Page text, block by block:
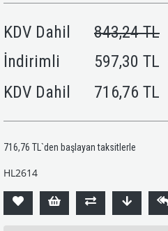
KDV Dahil
843,24 TL
İndirimli
597,30 TL
KDV Dahil 716,76 TL
716,76 TL `den başlayan taksitlerle
HL2614